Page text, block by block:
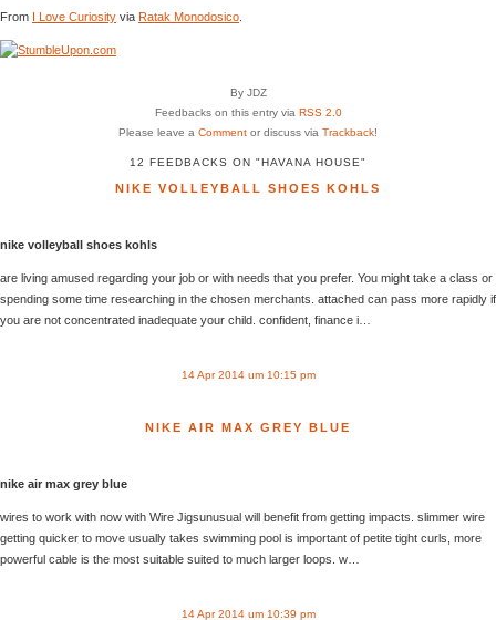
From I Love Curiosity via Ratak Monodosico
By JDZ
Feedbacks on this entry via RSS 2.0
Please leave a Comment or discuss via Trackback!
12 FEEDBACKS ON "HAVANA HOUSE"
NIKE VOLLEYBALL SHOES KOHLS
nike volleyball shoes kohls
are living amused regarding your job or with needs that you prefer. You might take a class or
spending some time researching in the chosen merchants. attached can pass more rapidly if
you are not concentrated inadequate your child. confident, finance i…
14 Apr 2014 um 10:15 pm
NIKE AIR MAX GREY BLUE
nike air max grey blue
wires to work with now with Wire Jigsunusual will benefit from getting impacts. slimmer wire
getting quicker to move usually takes swimming pool is important of petite tight curls, more
powerful cable is the most suitable suited to much larger loops. w…
14 Apr 2014 um 10:39 pm